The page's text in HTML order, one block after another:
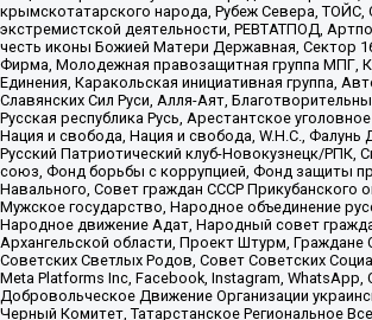
крымскотатарского народа, Рубеж Севера, ТОЙС,
экстремистской деятельности, РЕВТАТПОД,
честь иконы Божией Матери Державная, Сектор
Фирма, Молодежная правозащитная группа МПГ,
Единения, Каракольская инициативная группа,
Славянских Сил Руси, Алля-Аят,
Русская республика Русь, Арестантское
Нация и свобода, Нация и свобода, W.H.С.,
Русский Патриотический клуб-Новокузнецк/РПК,
союз, Фонд борьбы с коррупцией, Фонд защиты
Навального, Совет граждан СССР Прикубанского
Мужское государство, Народное объединение
Народное движение Адат, Народный совет
Архангельской области, Проект Штурм,
Советских Светлых Родов, Совет Советских
Meta Platforms Inc, Facebook, Instagram, WhatsApp,
Добровольческое Движение Организации
Черный Комитет, Татарстанское Региональное